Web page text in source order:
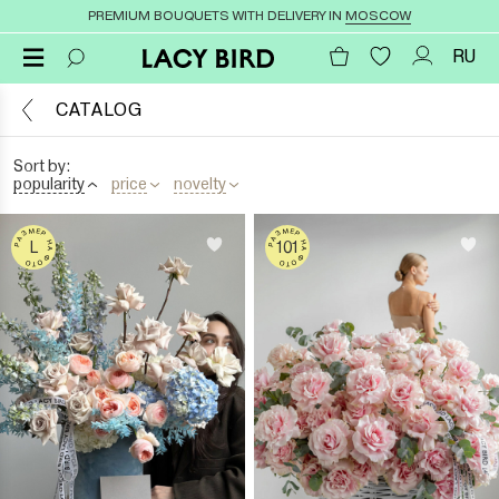
PREMIUM BOUQUETS WITH DELIVERY IN MOSCOW
RU
CATALOG
Sort by:
popularity
price novelty
РАЗМЕР НА ФОТО
L РАЗМЕР НА ФОТО
101